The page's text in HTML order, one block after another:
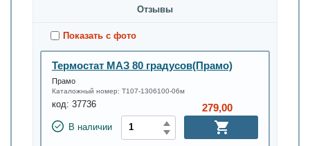
Oтзывы
Показать с фото
Термостат МАЗ 80 градусов(Прамо)
Прамо
Каталожный номер: Т107-1306100-06м
код: 37736
В наличии
279,00